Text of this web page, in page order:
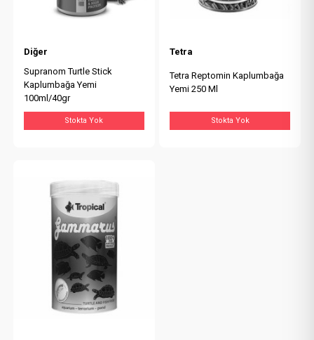
Diğer
Supranom Turtle Stick
Kaplumbağa Yemi
100ml/40gr
Stokta Yok
Tetra
Tetra Reptomin Kaplumbağa
Yemi 250 Ml
Stokta Yok